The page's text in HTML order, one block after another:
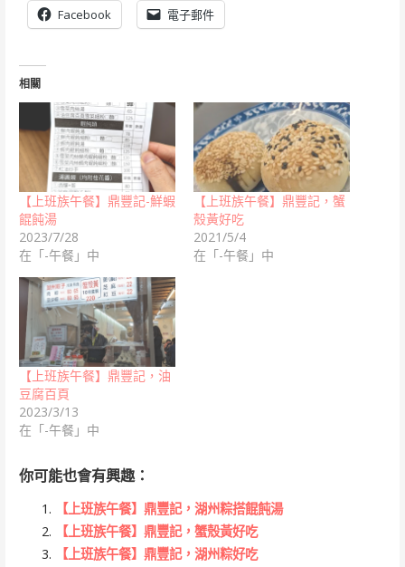
Facebook 電子郵件
相關
【上班族午餐】鼎豐記-鮮蝦
餛飩湯
2023/7/28
在「-午餐」中
【上班族午餐】鼎豐記，蟹
殼黃好吃
2021/5/4
在「-午餐」中
【上班族午餐】鼎豐記，油
豆腐百頁
2023/3/13
在「-午餐」中
你可能也會有興趣：
【上班族午餐】鼎豐記，湖州粽搭餛飩湯
【上班族午餐】鼎豐記，蟹殼黃好吃
【上班族午餐】鼎豐記，湖州粽好吃